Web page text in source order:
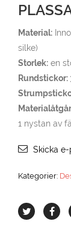
Material:
silke)
Storlek: en
Rundstickor:
1 nystan av
Skicka
Kategorier: